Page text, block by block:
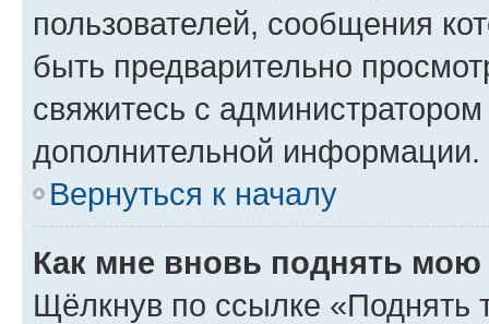
пользователей, сообщения
быть предварительно
свяжитесь с
дополнительной информации.
Вернуться к началу
Как мне вновь поднять мою
Щёлкнув по ссылке «Поднять